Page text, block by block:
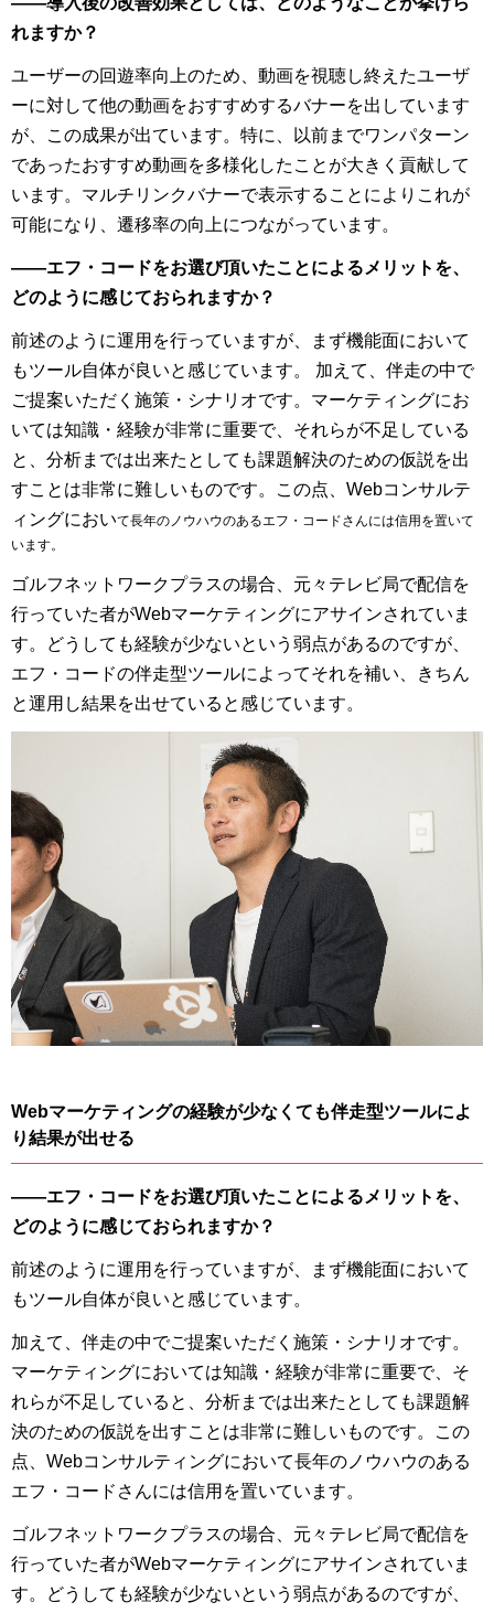
れますか？
ユーザーの回遊率向上のため、動画を視聴し終えたユーザ
ーに対して他の動画をおすすめするバナーを出しています
が、この成果が出ています。特に、以前までワンパターン
であったおすすめ動画を多様化したことが大きく貢献して
います。マルチリンクバナーで表示することによりこれが
可能になり、遷移率の向上につながっています。
――エフ・コードをお選び頂いたことによるメリットを、
どのように感じておられますか？
前述のように運用を行っていますが、まず機能面において
もツール自体が良いと感じています。 加えて、伴走の中で
ご提案いただく施策・シナリオです。マーケティングにお
いては知識・経験が非常に重要で、それらが不足している
と、分析までは出来たとしても課題解決のための仮説を出
すことは非常に難しいものです。この点、Webコンサルテ
ィングにおいて長年のノウハウのあるエフ・コードさんには信用を置いて
います。
ゴルフネットワークプラスの場合、元々テレビ局で配信を
行っていた者がWebマーケティングにアサインされていま
す。どうしても経験が少ないという弱点があるのですが、
エフ・コードの伴走型ツールによってそれを補い、きちん
と運用し結果を出せていると感じています。
Webマーケティングの経験が少なくても伴走型ツールによ
り結果が出せる
――エフ・コードをお選び頂いたことによるメリットを、
どのように感じておられますか？
前述のように運用を行っていますが、まず機能面において
もツール自体が良いと感じています。
加えて、伴走の中でご提案いただく施策・シナリオです。
マーケティングにおいては知識・経験が非常に重要で、そ
れらが不足していると、分析までは出来たとしても課題解
決のための仮説を出すことは非常に難しいものです。この
点、Webコンサルティングにおいて長年のノウハウのある
エフ・コードさんには信用を置いています。
ゴルフネットワークプラスの場合、元々テレビ局で配信を
行っていた者がWebマーケティングにアサインされていま
す。どうしても経験が少ないという弱点があるのですが、